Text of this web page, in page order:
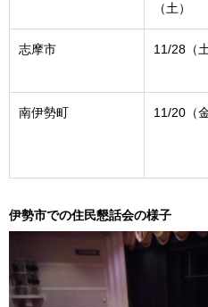
（土）
志摩市 11/28（土
南伊勢町 11/20（金
伊勢市での住民懇話会の様子